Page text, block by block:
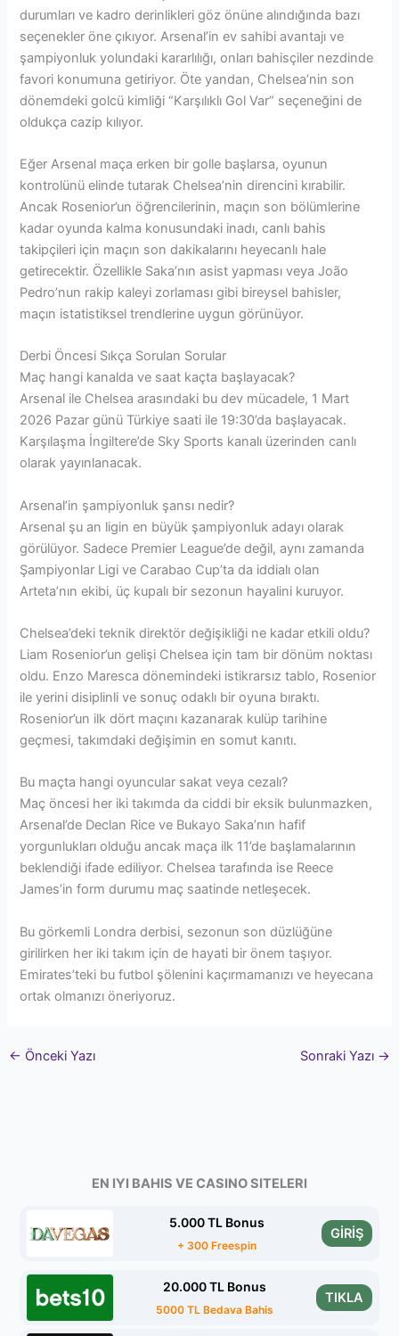
durumları ve kadro derinlikleri göz önüne alındığında bazı
seçenekler öne çıkıyor. Arsenal’in ev sahibi avantajı ve
şampiyonluk yolundaki kararlılığı, onları bahisçiler nezdinde
favori konumuna getiriyor. Öte yandan, Chelsea’nin son
dönemdeki golcü kimliği “Karşılıklı Gol Var” seçeneğini de
oldukça cazip kılıyor.
Eğer Arsenal maça erken bir golle başlarsa, oyunun
kontrolünü elinde tutarak Chelsea’nin direncini kırabilir.
Ancak Rosenior’un öğrencilerinin, maçın son bölümlerine
kadar oyunda kalma konusundaki inadı, canlı bahis
takipçileri için maçın son dakikalarını heyecanlı hale
getirecektir. Özellikle Saka’nın asist yapması veya João
Pedro’nun rakip kaleyi zorlaması gibi bireysel bahisler,
maçın istatistiksel trendlerine uygun görünüyor.
Derbi Öncesi Sıkça Sorulan Sorular
Maç hangi kanalda ve saat kaçta başlayacak?
Arsenal ile Chelsea arasındaki bu dev mücadele, 1 Mart
2026 Pazar günü Türkiye saati ile 19:30’da başlayacak.
Karşılaşma İngiltere’de Sky Sports kanalı üzerinden canlı
olarak yayınlanacak.
Arsenal’in şampiyonluk şansı nedir?
Arsenal şu an ligin en büyük şampiyonluk adayı olarak
görülüyor. Sadece Premier League’de değil, aynı zamanda
Şampiyonlar Ligi ve Carabao Cup’ta da iddialı olan
Arteta’nın ekibi, üç kupalı bir sezonun hayalini kuruyor.
Chelsea’deki teknik direktör değişikliği ne kadar etkili oldu?
Liam Rosenior’un gelişi Chelsea için tam bir dönüm noktası
oldu. Enzo Maresca dönemindeki istikrarsız tablo, Rosenior
ile yerini disiplinli ve sonuç odaklı bir oyuna bıraktı.
Rosenior’un ilk dört maçını kazanarak kulüp tarihine
geçmesi, takımdaki değişimin en somut kanıtı.
Bu maçta hangi oyuncular sakat veya cezalı?
Maç öncesi her iki takımda da ciddi bir eksik bulunmazken,
Arsenal’de Declan Rice ve Bukayo Saka’nın hafif
yorgunlukları olduğu ancak maça ilk 11’de başlamalarının
beklendiği ifade ediliyor. Chelsea tarafında ise Reece
James’in form durumu maç saatinde netleşecek.
Bu görkemli Londra derbisi, sezonun son düzlüğüne
girilirken her iki takım için de hayati bir önem taşıyor.
Emirates’teki bu futbol şölenini kaçırmamanızı ve heyecana
ortak olmanızı öneriyoruz.
← Önceki Yazı Sonraki Yazı →
EN IYI BAHIS VE CASINO SITELERI
5.000 TL Bonus
+ 300 Freespin
GİRİŞ
20.000 TL Bonus
5000 TL Bedava Bahis
TIKLA